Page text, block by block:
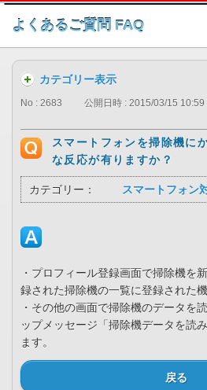
このページの本
よくあるご質問 FAQ
カテゴリー表示
No : 2683 公開日時 : 2015/03/15 10:59
スマートフォンを掃除機に
な反応が有りますか？
カテゴリー： スマートフォン
・プロフィール登録画面で掃除機を
録された掃除機の一覧に登録された
・その他の画面で掃除機のデータを
ップメッセージ「掃除機データを読
ます。
戻る